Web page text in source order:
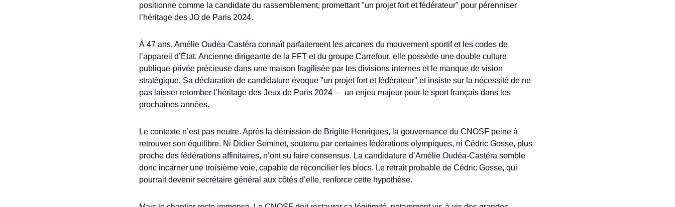
positionne comme la candidate du rassemblement, promettant "un projet fort et fédérateur" pour pérenniser
l’héritage des JO de Paris 2024.
À 47 ans, Amélie Oudéa-Castéra connaît parfaitement les arcanes du mouvement sportif et les codes de
l’appareil d’État. Ancienne dirigeante de la FFT et du groupe Carrefour, elle possède une double culture
publique-privée précieuse dans une maison fragilisée par les divisions internes et le manque de vision
stratégique. Sa déclaration de candidature évoque "un projet fort et fédérateur" et insiste sur la nécessité de ne
pas laisser retomber l’héritage des Jeux de Paris 2024 — un enjeu majeur pour le sport français dans les
prochaines années.
Le contexte n’est pas neutre. Après la démission de Brigitte Henriques, la gouvernance du CNOSF peine à
retrouver son équilibre. Ni Didier Seminet, soutenu par certaines fédérations olympiques, ni Cédric Gosse, plus
proche des fédérations affinitaires, n’ont su faire consensus. La candidature d’Amélie Oudéa-Castéra semble
donc incarner une troisième voie, capable de réconcilier les blocs. Le retrait probable de Cédric Gosse, qui
pourrait devenir secrétaire général aux côtés d’elle, renforce cette hypothèse.